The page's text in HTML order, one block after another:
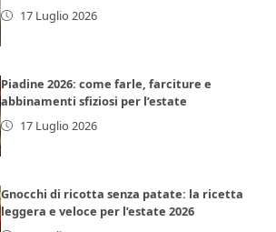
17 Luglio 2026
Piadine 2026: come farle, farciture e
abbinamenti sfiziosi per l’estate
17 Luglio 2026
Gnocchi di ricotta senza patate: la ricetta
leggera e veloce per l’estate 2026